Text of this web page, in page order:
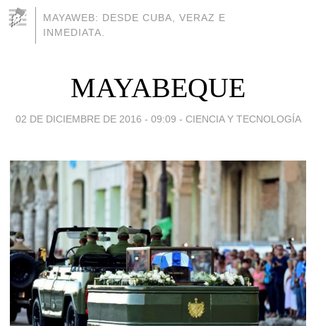
MAYAWEB: DESDE CUBA, VERAZ E
INMEDIATA.
MAYABEQUE
02 DE DICIEMBRE DE 2016 - 09:09 - CIENCIA Y TECNOLOGÍA